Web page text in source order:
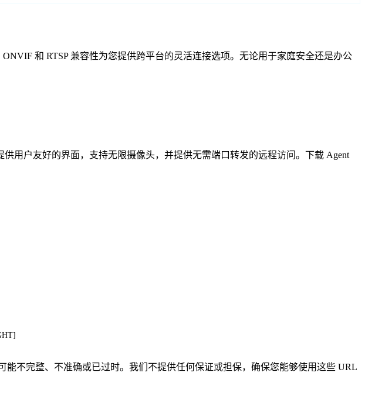
和 RTSP 兼容性为您提供跨平台的灵活连接选项。无论用于家庭安全还是办公
用户友好的界面，支持无限摄像头，并提供无需端口转发的远程访问。下载 Agent
不完整、不准确或已过时。我们不提供任何保证或担保，确保您能够使用这些 URL